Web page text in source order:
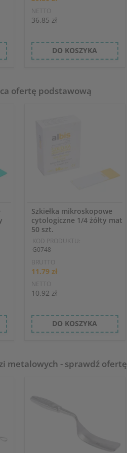
NETTO
36.85 zł
DO KOSZYKA
ofertę podstawową
Szkiełka mikroskopowe
cytologiczne 1/4 żółty mat
50 szt.
KOD PRODUKTU:
G0748
BRUTTO
11.79 zł
NETTO
10.92 zł
DO KOSZYKA
metalowych - sprawdź ofertę